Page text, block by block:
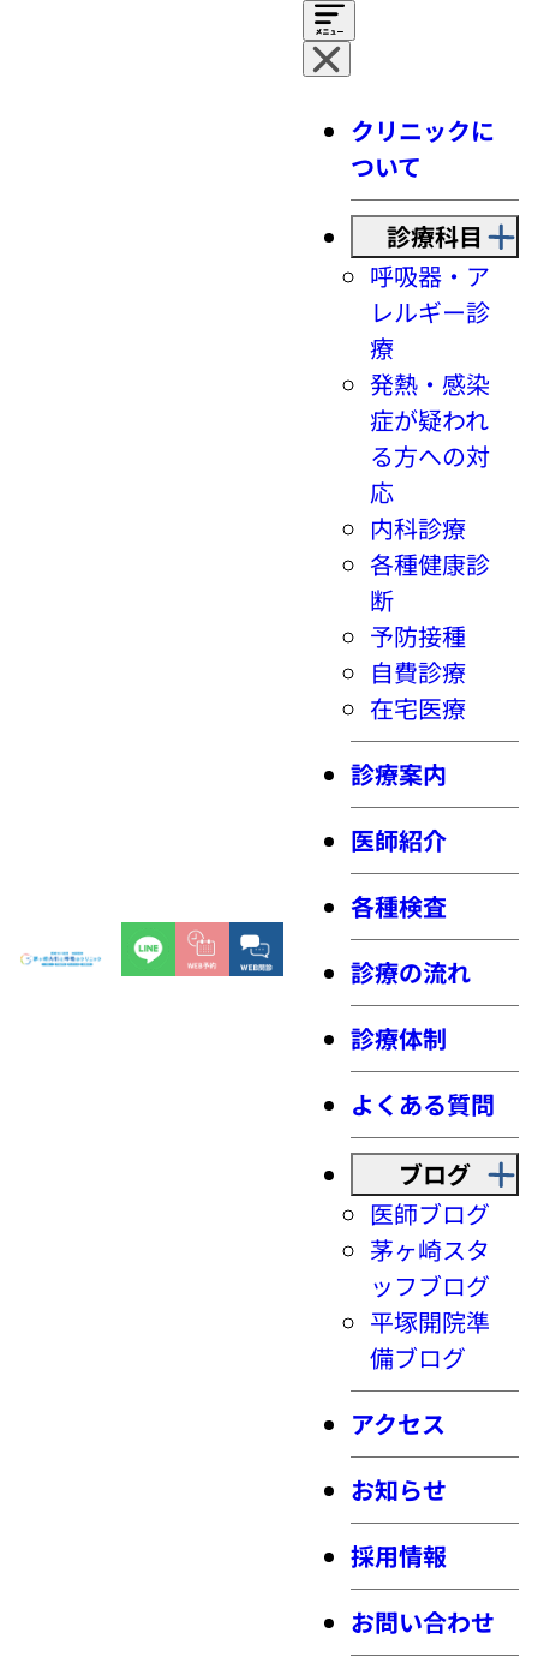
クリニックに
ついて
診療科目
呼吸器・ア
レルギー診
療
発熱・感染
症が疑われ
る方への対
応
内科診療
各種健康診
断
予防接種
自費診療
在宅医療
診療案内
医師紹介
各種検査
診療の流れ
診療体制
よくある質問
ブログ
医師ブログ
茅ヶ崎スタ
ッフブログ
平塚開院準
備ブログ
アクセス
お知らせ
採用情報
お問い合わせ